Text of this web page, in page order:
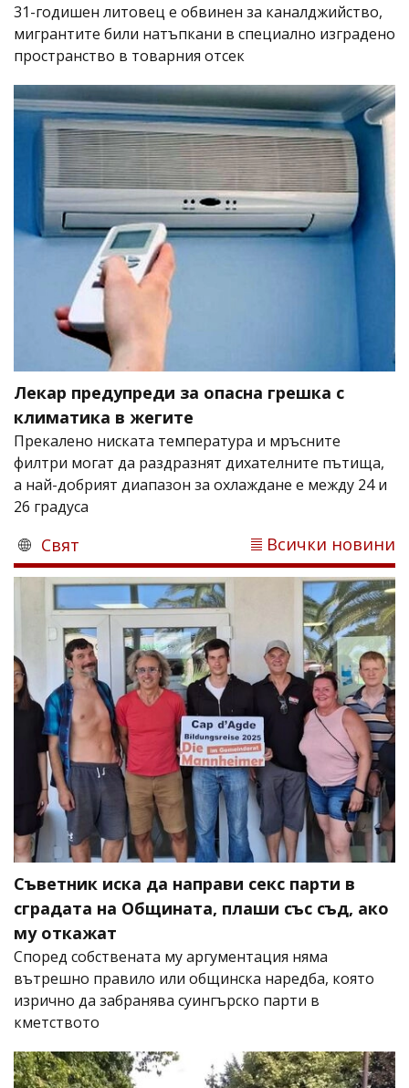
31-годишен литовец е обвинен за каналджийство,
мигрантите били натъпкани в специално изградено
пространство в товарния отсек
Лекар предупреди за опасна грешка с
климатика в жегите
Прекалено ниската температура и мръсните
филтри могат да раздразнят дихателните пътища,
а най-добрият диапазон за охлаждане е между 24 и
26 градуса
Свят Всички новини
Съветник иска да направи секс парти в
сградата на Общината, плаши със съд, ако
му откажат
Според собствената му аргументация няма
вътрешно правило или общинска наредба, която
изрично да забранява суингърско парти в
кметството